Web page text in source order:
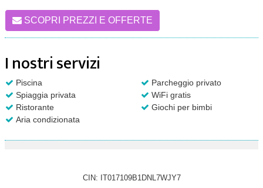
SCOPRI PREZZI E OFFERTE
I nostri servizi
Piscina
Parcheggio privato
Spiaggia privata
WiFi gratis
Ristorante
Giochi per bimbi
Aria condizionata
CIN: IT017109B1DNL7WJY7